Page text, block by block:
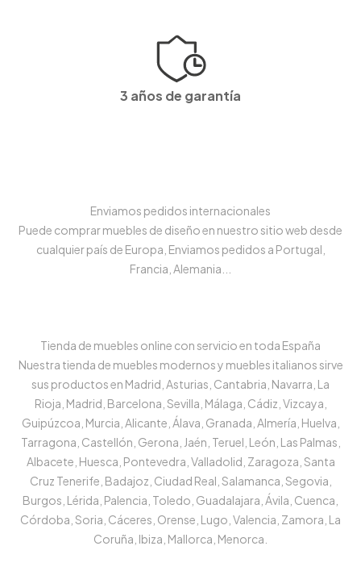
3 años de garantía
Enviamos pedidos internacionales
Puede comprar muebles de diseño en nuestro sitio web desde
cualquier país de Europa, Enviamos pedidos a Portugal,
Francia, Alemania...
Tienda de muebles online con servicio en toda España
Nuestra tienda de muebles modernos y muebles italianos sirve
sus productos en Madrid, Asturias, Cantabria, Navarra, La
Rioja, Madrid, Barcelona, Sevilla, Málaga, Cádiz, Vizcaya,
Guipúzcoa, Murcia, Alicante, Álava, Granada, Almería, Huelva,
Tarragona, Castellón, Gerona, Jaén, Teruel, León, Las Palmas,
Albacete, Huesca, Pontevedra, Valladolid, Zaragoza, Santa
Cruz Tenerife, Badajoz, Ciudad Real, Salamanca, Segovia,
Burgos, Lérida, Palencia, Toledo, Guadalajara, Ávila, Cuenca,
Córdoba, Soria, Cáceres, Orense, Lugo, Valencia, Zamora, La
Coruña, Ibiza, Mallorca, Menorca.